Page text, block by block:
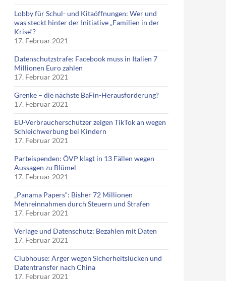
Lobby für Schul- und Kitaöffnungen: Wer und
was steckt hinter der Initiative „Familien in der
Krise“?
17. Februar 2021
Datenschutzstrafe: Facebook muss in Italien 7
Millionen Euro zahlen
17. Februar 2021
Grenke – die nächste BaFin-Herausforderung?
17. Februar 2021
EU-Verbraucherschützer zeigen TikTok an wegen
Schleichwerbung bei Kindern
17. Februar 2021
Parteispenden: ÖVP klagt in 13 Fällen wegen
Aussagen zu Blümel
17. Februar 2021
„Panama Papers“: Bisher 72 Millionen
Mehreinnahmen durch Steuern und Strafen
17. Februar 2021
Verlage und Datenschutz: Bezahlen mit Daten
17. Februar 2021
Clubhouse: Ärger wegen Sicherheitslücken und
Datentransfer nach China
17. Februar 2021